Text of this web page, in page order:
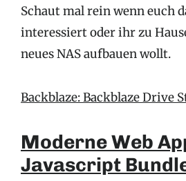
Schaut mal rein wenn euch
interessiert oder ihr zu
neues NAS aufbauen wollt.
Backblaze: Backblaze Drive
Moderne Web
Javascript